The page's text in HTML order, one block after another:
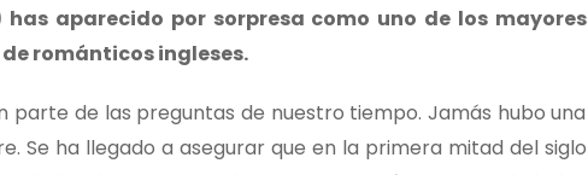
aparecido por sorpresa como uno de los mayores
románticos ingleses.
de las preguntas de nuestro tiempo. Jamás hubo una
Se ha llegado a asegurar que en la primera mitad del siglo